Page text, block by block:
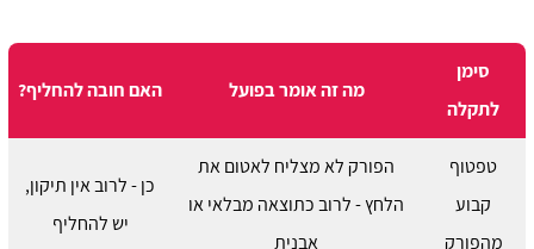
סימן
לתקלה
מה זה אומר בפועל האם חובה להחליף?
טפטוף
קבוע
מהפורק
הפורק לא מצליח לאטום את
הלחץ - לרוב כתוצאה מבלאי או
אבנית
כן - לרוב אין תיקון,
יש להחליף